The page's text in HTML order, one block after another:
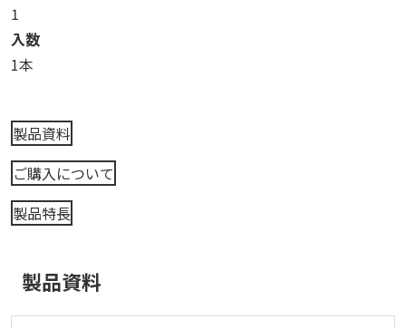
1
入数
1本
製品資料
ご購入について
製品特長
製品資料